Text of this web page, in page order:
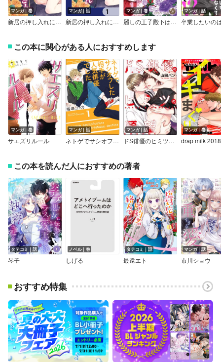
マンガ｜巻
新居の押し入れに毎晩異世界から淫紋付きおじさんが来る
マンガ｜話
新居の押し入れに毎晩異世界から淫紋付きおじさんが来る【分冊版】
マンガ｜巻
麗しの王子殿下は男装した画家令嬢を昼も夜もかわいがる vol.1～3
マンガ｜話
この本に関心がある人におすすめします
マンガ｜巻
サエズリルール
マンガ｜話
ネトゲでサシオフした相手が人気俳優でした。（分冊版）
マンガ｜話
ドS俳優のヒミツの願望（分冊版）
マンガ｜巻
この本を読んだ人におすすめの著者
タテコミ｜話
琴子
ノベル｜巻
しげる
タテコミ｜話
最遠エト
マンガ｜話
市川ショウ
おすすめ特集